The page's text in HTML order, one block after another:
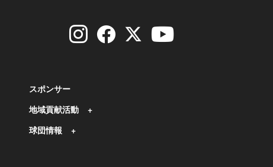
スポンサー
地域貢献活動
球団情報